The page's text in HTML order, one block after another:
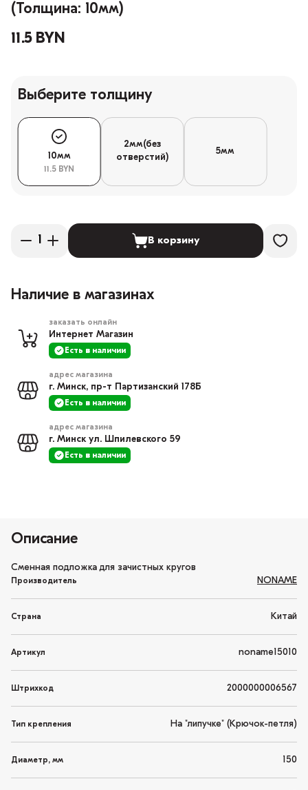
(Толщина: 10мм)
11.5 BYN
Выберите толщину
10мм
11.5 BYN
2мм(без
отверстий)
5мм
В корзину
Наличие в магазинах
заказать онлайн
Интернет Магазин
Есть в наличии
адрес магазина
г. Минск, пр-т Партизанский 178Б
Есть в наличии
адрес магазина
г. Минск ул. Шпилевского 59
Есть в наличии
Описание
Сменная подложка для зачистных кругов
Производитель NONAME
Страна Китай
Артикул noname15010
Штрихкод 2000000006567
Тип крепления На "липучке" (Крючок-петля)
Диаметр, мм 150